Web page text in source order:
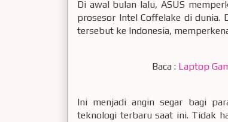
Di awal bulan lalu, ASUS
prosesor Intel Coffelake di dunia.
tersebut ke Indonesia,
Baca : Laptop
Ini menjadi angin segar bagi
teknologi terbaru saat ini. Tidak